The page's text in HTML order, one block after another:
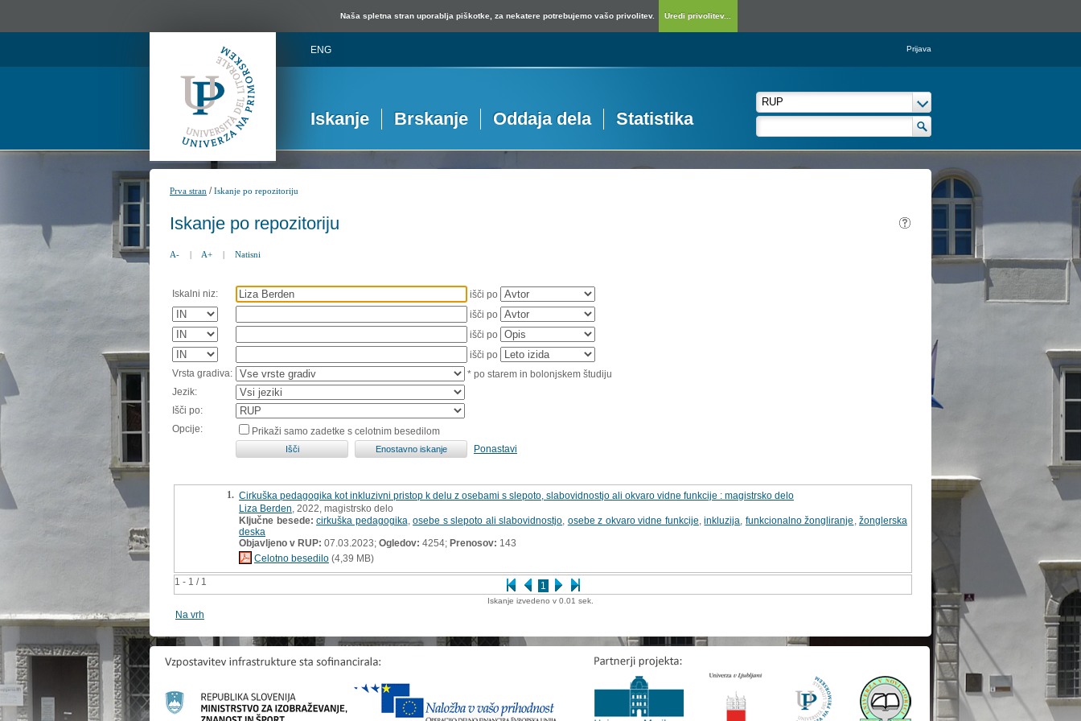
Naša spletna stran uporablja piškotke, za nekatere potrebujemo vašo privolitev. Uredi privolitev...
ENG Prijava
Iskanje Brskanje Oddaja dela Statistika
Prva stran /Iskanje po repozitoriju
Iskanje po repozitoriju
A- | A+ | Natisni
Iskalni niz:
išči po
išči po
išči po
išči po
Vrsta gradiva:
* po starem in bolonjskem študiju
Jezik:
Išči po:
Opcije:
Prikaži samo zadetke s celotnim besedilom
Ponastavi
1 - 1 / 1 1
1. Cirkuška pedagogika kot inkluzivni pristop k delu z osebami s slepoto, slabovidnostjo ali okvaro vidne funkcije : magistrsko delo
Liza Berden , 2022, magistrsko delo
Ključne besede: cirkuška pedagogika ,osebe s slepoto ali slabovidnostjo osebe z okvaro vidne funkcije ,inkluzija funkcionalno žongliranje ,žonglerska
deska
Objavljeno v RUP: 07.03.2023; Ogledov: 4254; Prenosov: 143
Celotno besedilo (4,39 MB)
Iskanje izvedeno v 0.01 sek.
Na vrh